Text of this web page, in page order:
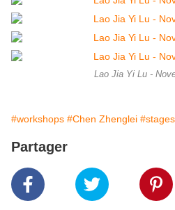
Lao Jia Yi Lu -
#workshops #Chen Zhenglei #stages
Partager